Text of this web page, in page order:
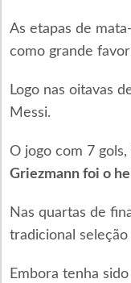
As etapas de
como grande
Logo nas oitavas
Messi.
O jogo com 7
Griezmann foi o
Nas quartas de
tradicional seleção
Embora tenha